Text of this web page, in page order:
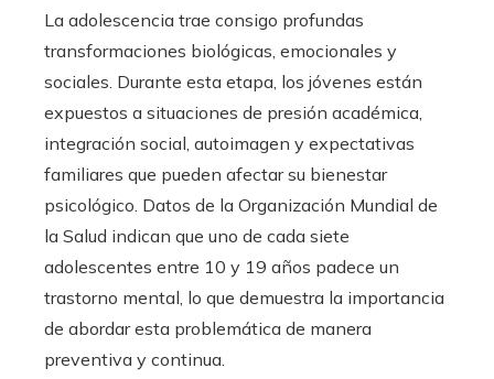
La adolescencia trae consigo profundas
transformaciones biológicas, emocionales y
sociales. Durante esta etapa, los jóvenes están
expuestos a situaciones de presión académica,
integración social, autoimagen y expectativas
familiares que pueden afectar su bienestar
psicológico. Datos de la Organización Mundial de
la Salud indican que uno de cada siete
adolescentes entre 10 y 19 años padece un
trastorno mental, lo que demuestra la importancia
de abordar esta problemática de manera
preventiva y continua.